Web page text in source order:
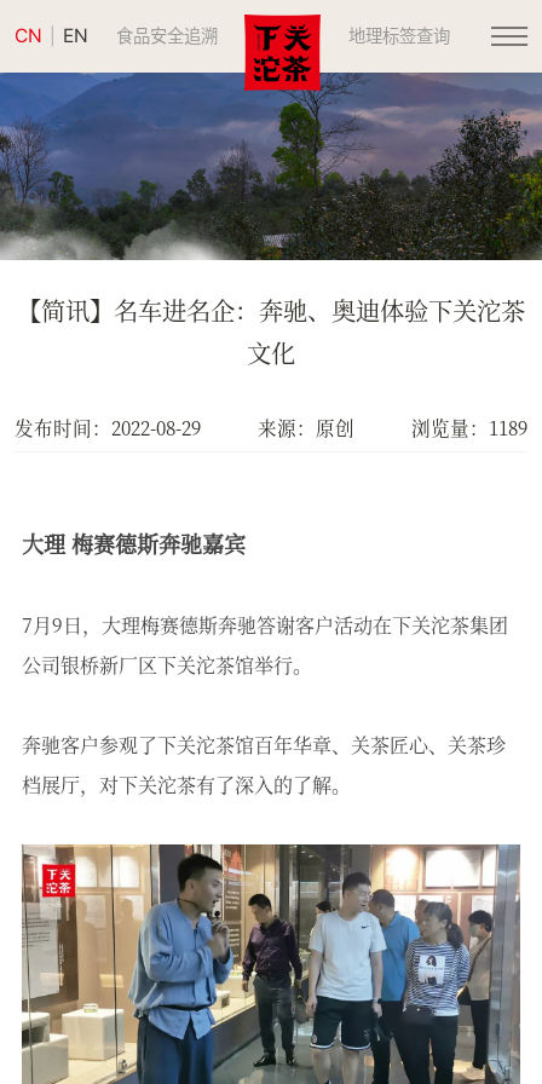
CN EN 食品安全追溯 地理标签查询
【简讯】名车进名企：奔驰、奥迪体验下关沱茶
文化
发布时间：2022-08-29 来源：原创 浏览量：1189
大理 梅赛德斯奔驰嘉宾
7月9日，大理梅赛德斯奔驰答谢客户活动在下关沱茶集团
公司银桥新厂区下关沱茶馆举行。
奔驰客户参观了下关沱茶馆百年华章、关茶匠心、关茶珍
档展厅，对下关沱茶有了深入的了解。